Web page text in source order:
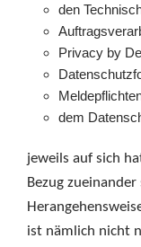
den
Privacy by
dem
jeweils auf sich
Bezug
ist nämlich nicht